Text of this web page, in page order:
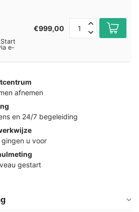
e-
€999,00
afnemen
en 24/7 begeleiding
u voor
gestart